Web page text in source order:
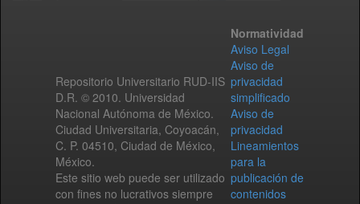
Repositorio Universitario RUD-IIS
D.R. © 2010. Universidad
Nacional Autónoma de México.
Ciudad Universitaria, Coyoacán,
C. P. 04510, Ciudad de México,
México.
Este sitio web puede ser utilizado
con fines no lucrativos siempre
Normatividad
Aviso Legal
Aviso de
privacidad
simplificado
Aviso de
privacidad
Lineamientos
para la
publicación de
contenidos